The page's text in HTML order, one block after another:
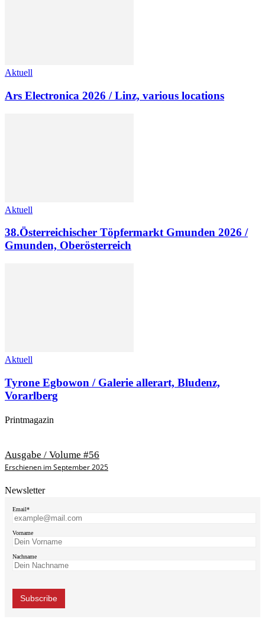
Aktuell
Ars Electronica 2026 / Linz, various locations
Aktuell
38.Österreichischer Töpfermarkt Gmunden 2026 /
Gmunden, Oberösterreich
Aktuell
Tyrone Egbowon / Galerie allerart, Bludenz,
Vorarlberg
Printmagazin
Ausgabe / Volume #56
Erschienen im September 2025
Newsletter
Email*
Vorname
Nachname